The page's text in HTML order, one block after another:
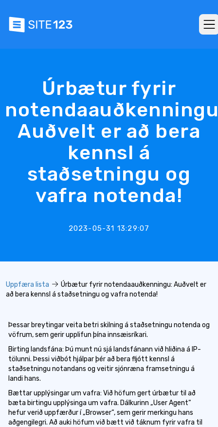
Úrbætur fyrir
Auðvelt er að bera
kennsl á
staðsetningu og
vafra notenda!
2023-05-31 13:29:07
Uppfæra lista
Úrbætur fyrir notendaauðkenningu: Auðvelt er
að bera kennsl á staðsetningu og vafra notenda!
Þessar breytingar veita betri skilning á staðsetningu notenda og
vöfrum, sem gerir upplifun þína innsæisríkari.
Birting landsfána: Þú munt nú sjá landsfánann við hliðina á IP-
tölunni. Þessi viðbót hjálpar þér að bera fljótt kennsl á
staðsetningu notandans og veitir sjónræna framsetningu á
landi hans.
Bættar upplýsingar um vafra: Við höfum gert úrbætur til að
bæta birtingu upplýsinga um vafra. Dálkurinn „User Agent“
hefur verið uppfærður í „Browser“, sem gerir merkingu hans
aðgengilegri. Að auki höfum við bætt við táknum fyrir vafra til